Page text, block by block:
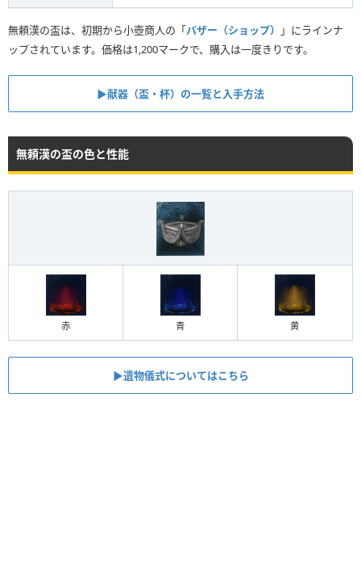
無頼漢の盃は、初期から小壺商人の「バザー（ショップ）
」にラインナ
ップされています。価格は1,200マークで、購入は一度きりです。
▶︎献器（盃・杯）の一覧と入手方法
無頼漢の盃の色と性能
赤 青 黄
▶︎遺物儀式についてはこちら